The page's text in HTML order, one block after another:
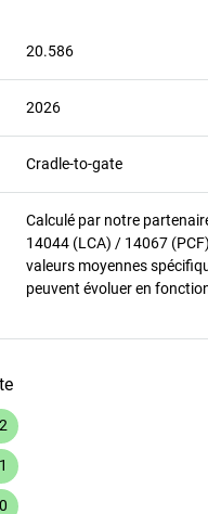
20.586
2026
Cradle-to-gate
Calculé par notre
14044 (LCA) / 14067
valeurs moyennes
peuvent évoluer en